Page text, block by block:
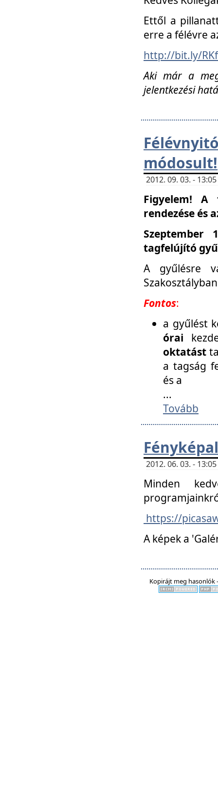
Ettől a
erre a félévre
http://bit.ly/
Aki már a
jelentkezési
módosult!
2012. 09. 03. -
Figyelem! A
rendezése és
Szeptember
tagfelújító
A gyűlésre
Fontos:
a gyűlést
órai
oktatást
a tagság
és a
...
Tovább
2012. 06. 03. -
Minden
https://
A képek a
Kopirájt meg hasonlók